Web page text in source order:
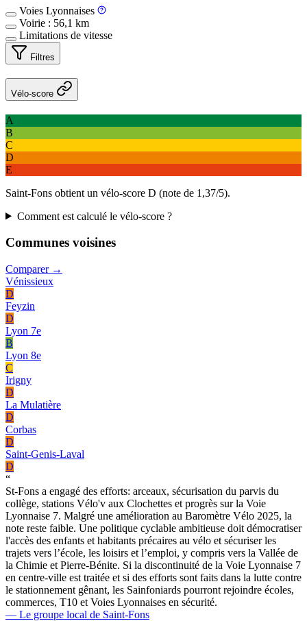
Voies Lyonnaises
Voirie : 56,1 km
Limitations de vitesse
Filtres
Vélo-score
A
B
C
D
E
Saint-Fons obtient un vélo-score D (note de 1,37/5).
Comment est calculé le vélo-score ?
Communes voisines
Comparer →
Vénissieux
D
Feyzin
D
Lyon 7e
B
Lyon 8e
C
Irigny
D
La Mulatière
D
Corbas
D
Saint-Genis-Laval
D
“
St-Fons a engagé des efforts: arceaux, sécurisation du parvis du
collège, stations Vélo'v aux Clochettes et progrès sur la Voie
Lyonnaise 7. Malgré une amélioration au Baromètre Vélo 2025, la
note reste faible. Une politique cyclable ambitieuse doit démocratiser
l'accès des enfants et habitants précaires au vélo et sécuriser les
trajets vers l’école, les loisirs et l’emploi, y compris vers la Vallée de
la Chimie et Pierre-Bénite. Si la discontinuité de la Voie Lyonnaise 7
en centre-ville est traitée et si des efforts sont faits dans la lutte contre
le stationnement gênant, les Sainfoniards pourront rejoindre écoles,
commerces, T10 et Voies Lyonnaises en sécurité.
— Le groupe local de Saint-Fons